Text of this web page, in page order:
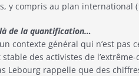
y compris au plan international
de la quantification…
contexte général qui n’est pas
des activistes de
Lebourg rappelle que des